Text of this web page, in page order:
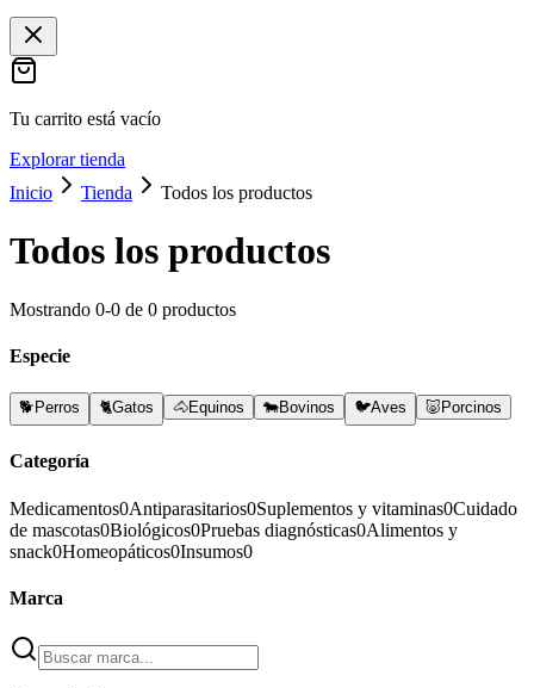
Tu carrito está vacío
Explorar tienda
Inicio
Tienda Todos los productos
Todos los productos
Mostrando 0-0 de 0 productos
Especie
🐕 Perros 🐈Gatos 🐴Equinos 🐄Bovinos 🐦Aves 🐷 Porcinos
Categoría
Medicamentos0Antiparasitarios0Suplementos y vitaminas0Cuidado
de mascotas0Biológicos0Pruebas diagnósticas0Alimentos y
snack0Homeopáticos0Insumos0
Marca